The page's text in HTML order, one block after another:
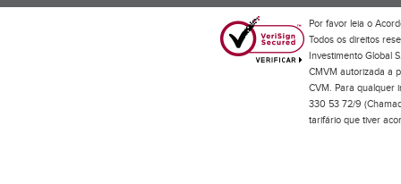
Por favor leia o
Todos os direitos
Investimento Global
CMVM autorizada a
CVM. Para qualquer
330 53 72/9
tarifário que tiver